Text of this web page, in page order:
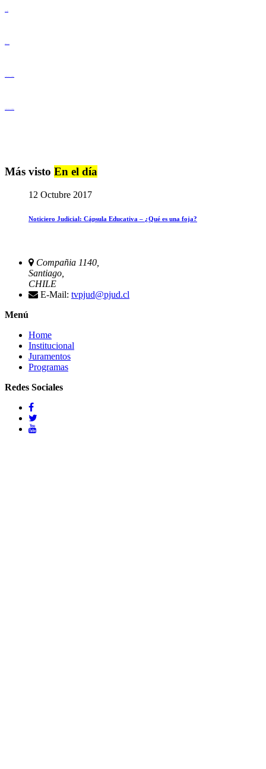
Más visto En el día
12 Octubre 2017
Noticiero Judicial: Cápsula Educativa – ¿Qué es una foja?
Compañia 1140,
Santiago,
CHILE
E-Mail: tvpjud@pjud.cl
Menú
Home
Institucional
Juramentos
Programas
Redes Sociales